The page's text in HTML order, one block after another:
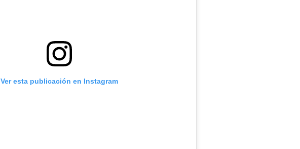
Ver esta publicación en Instagram